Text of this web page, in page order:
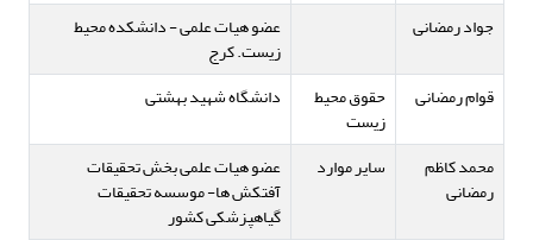
جواد رمضانی عضو هیات علمی - دانشکده محیط
زیست. کرج
قوام رمضانی
حقوق محیط
زیست
دانشگاه شهید بهشتی
محمد کاظم
رمضانی
سایر موارد عضو هیات علمی بخش تحقیقات
آفتکش ها- موسسه تحقیقات
گیاهپزشکی کشور